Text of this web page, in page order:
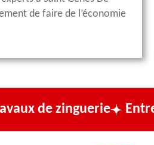
de faire de l’économie
Entreprise de